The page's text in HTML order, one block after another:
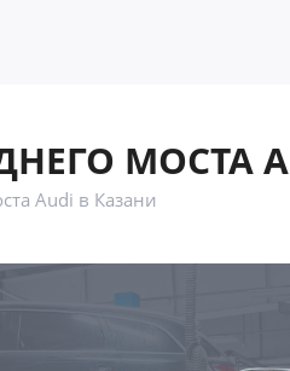
МОСТА
Audi в Казани